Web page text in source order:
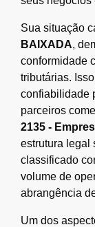
Sua situação
BAIXADA,
conformidade
tributárias.
confiabilidade
parceiros
2135 -
estrutura legal
classificado
volume de
abrangência
Um dos